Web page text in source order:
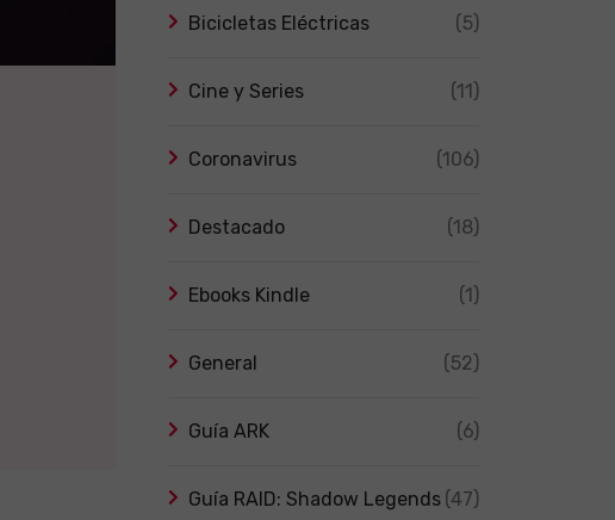
Bicicletas Eléctricas (5)
Cine y Series (11)
Coronavirus (106)
Destacado (18)
Ebooks Kindle (1)
General (52)
Guía ARK (6)
Guía RAID: Shadow Legends (47)